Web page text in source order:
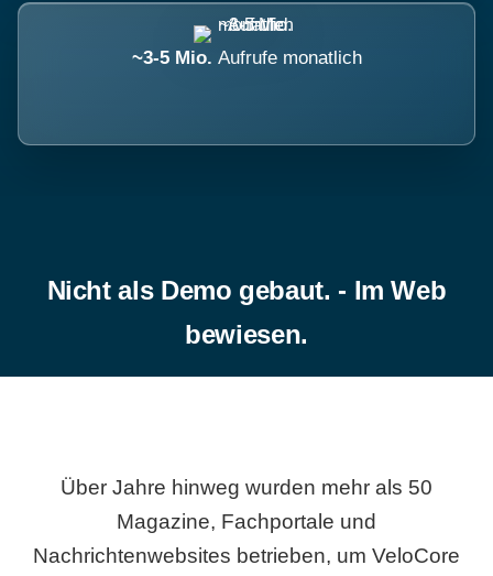
~3-5 Mio. Aufrufe monatlich
Nicht als Demo gebaut. - Im Web
bewiesen.
Über Jahre hinweg wurden mehr als 50
Magazine, Fachportale und
Nachrichtenwebsites betrieben, um VeloCore